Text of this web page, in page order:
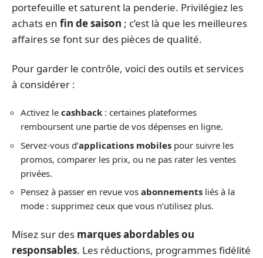
portefeuille et saturent la penderie. Privilégiez les
achats en fin de saison ; c’est là que les meilleures
affaires se font sur des pièces de qualité.
Pour garder le contrôle, voici des outils et services
à considérer :
Activez le cashback : certaines plateformes
remboursent une partie de vos dépenses en ligne.
Servez-vous d’applications mobiles pour suivre les
promos, comparer les prix, ou ne pas rater les ventes
privées.
Pensez à passer en revue vos abonnements liés à la
mode : supprimez ceux que vous n’utilisez plus.
Misez sur des marques abordables ou
responsables. Les réductions, programmes fidélité